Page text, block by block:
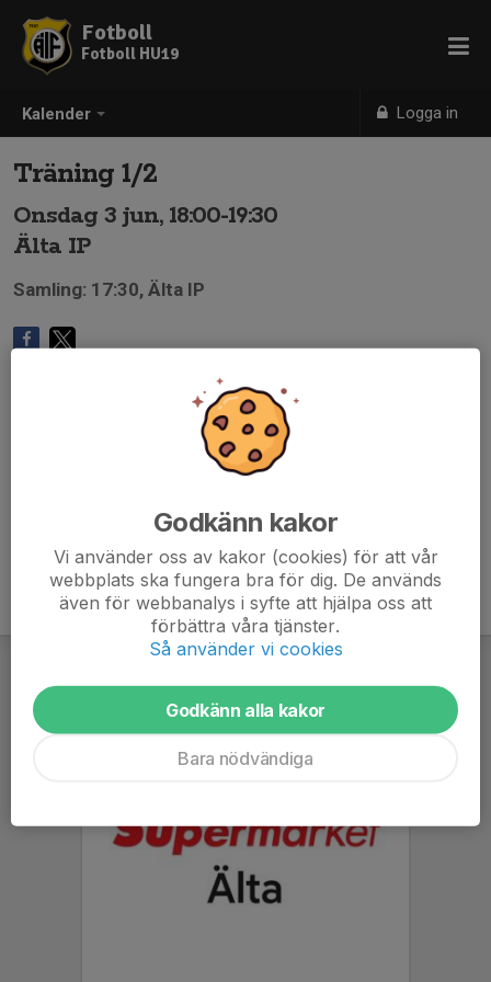
Kalender Logga in
Fotboll
Fotboll HU19
Träning 1/2
Onsdag 3 jun, 18:00-19:30
Älta IP
Samling: 17:30, Älta IP
Godkänn kakor
Vi använder oss av kakor (cookies) för att vår
webbplats ska fungera bra för dig. De används
även för webbanalys i syfte att hjälpa oss att
förbättra våra tjänster.
Så använder vi cookies
Godkänn alla kakor
Bara nödvändiga